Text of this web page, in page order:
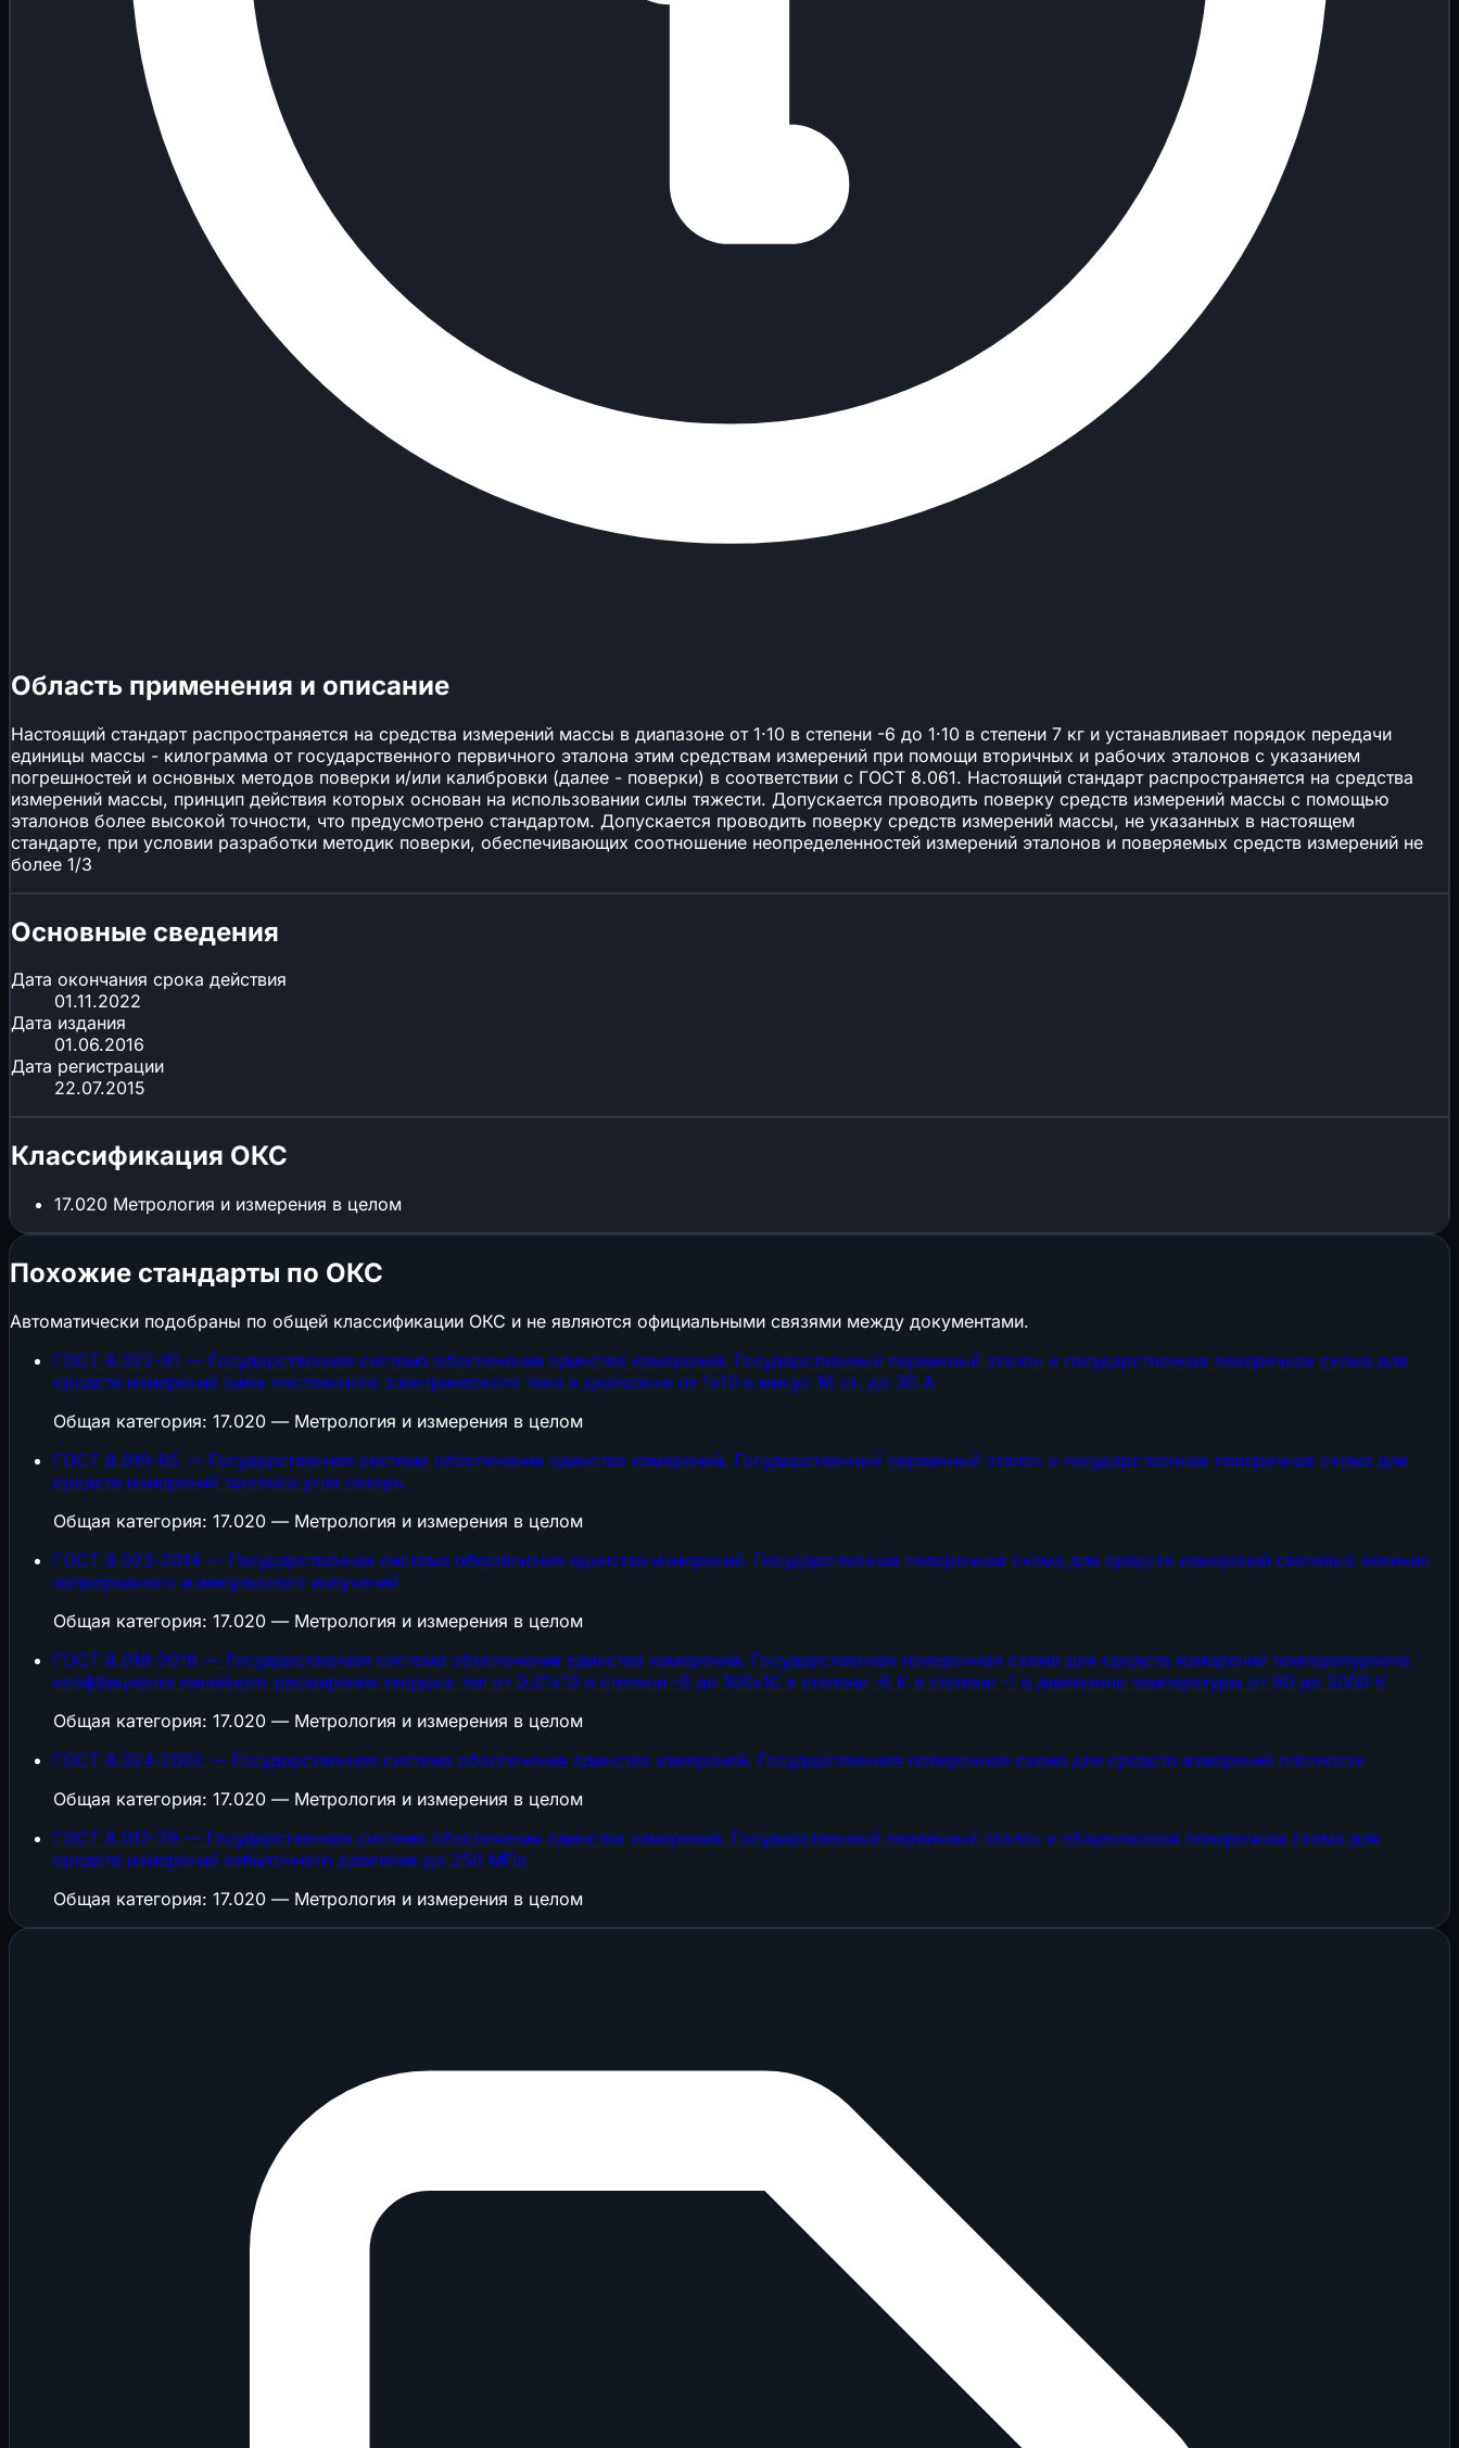
Область применения и описание
Настоящий стандарт распространяется на средства измерений массы в диапазоне от 1·10 в степени -6 до 1·10 в степени 7 кг и устанавливает порядок передачи
единицы массы - килограмма от государственного первичного эталона этим средствам измерений при помощи вторичных и рабочих эталонов с указанием
погрешностей и основных методов поверки и/или калибровки (далее - поверки) в соответствии с ГОСТ 8.061. Настоящий стандарт распространяется на средства
измерений массы, принцип действия которых основан на использовании силы тяжести. Допускается проводить поверку средств измерений массы с помощью
эталонов более высокой точности, что предусмотрено стандартом. Допускается проводить поверку средств измерений массы, не указанных в настоящем
стандарте, при условии разработки методик поверки, обеспечивающих соотношение неопределенностей измерений эталонов и поверяемых средств измерений не
более 1/3
Основные сведения
Дата окончания срока действия
01.11.2022
Дата издания
01.06.2016
Дата регистрации
22.07.2015
Классификация ОКС
17.020 Метрология и измерения в целом
Похожие стандарты по ОКС
Автоматически подобраны по общей классификации ОКС и не являются официальными связями между документами.
ГОСТ 8.022-91 — Государственная система обеспечения единства измерений. Государственный первичный эталон и государственная поверочная схема для
средств измерений силы постоянного электрического тока в диапазоне от 1х10 в минус 16 ст. до 30 А
Общая категория: 17.020 — Метрология и измерения в целом
ГОСТ 8.019-85 — Государственная система обеспечения единства измерений. Государственный первичный эталон и государственная поверочная схема для
средств измерений тангенса угла потерь
Общая категория: 17.020 — Метрология и измерения в целом
ГОСТ 8.023-2014 — Государственная система обеспечения единства измерений. Государственная поверочная схема для средств измерений световых величин
непрерывного и импульсного излучений
Общая категория: 17.020 — Метрология и измерения в целом
ГОСТ 8.018-2018 — Государственная система обеспечения единства измерений. Государственная поверочная схема для средств измерений температурного
коэффициента линейного расширения твердых тел от 0,01х10 в степени -6 до 100х10 в степени -6 К в степени -1 в диапазоне температуры от 90 до 3000 К
Общая категория: 17.020 — Метрология и измерения в целом
ГОСТ 8.024-2002 — Государственная система обеспечения единства измерений. Государственная поверочная схема для средств измерений плотности
Общая категория: 17.020 — Метрология и измерения в целом
ГОСТ 8.017-79 — Государственная система обеспечения единства измерений. Государственный первичный эталон и общесоюзная поверочная схема для
средств измерений избыточного давления до 250 МПа
Общая категория: 17.020 — Метрология и измерения в целом